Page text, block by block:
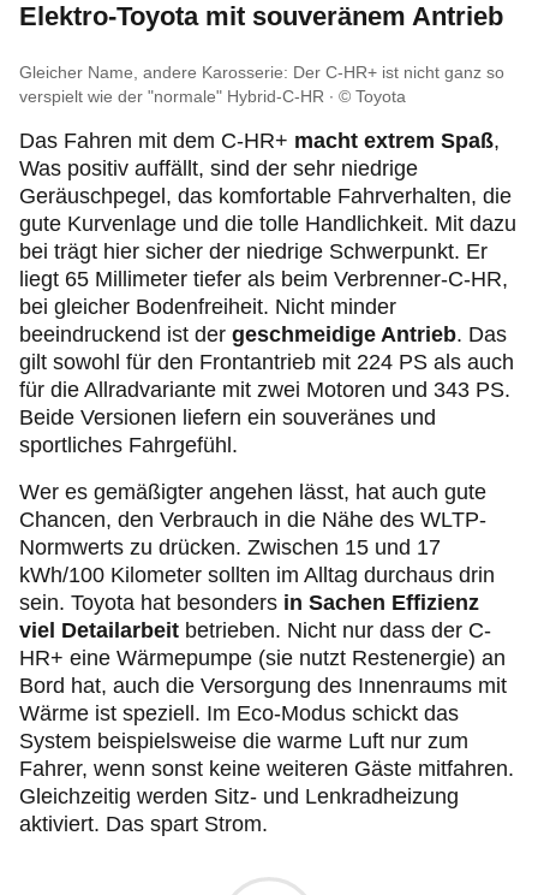
Elektro-Toyota mit souveränem Antrieb
Gleicher Name, andere Karosserie: Der C-HR+ ist nicht ganz so
verspielt wie der "normale" Hybrid-C-HR
© Toyota
Das Fahren mit dem C-HR+ macht extrem Spaß,
Was positiv auffällt, sind der sehr niedrige
Geräuschpegel, das komfortable Fahrverhalten, die
gute Kurvenlage und die tolle Handlichkeit. Mit dazu
bei trägt hier sicher der niedrige Schwerpunkt. Er
liegt 65 Millimeter tiefer als beim Verbrenner-C-HR,
bei gleicher Bodenfreiheit. Nicht minder
beeindruckend ist der geschmeidige Antrieb. Das
gilt sowohl für den Frontantrieb mit 224 PS als auch
für die Allradvariante mit zwei Motoren und 343 PS.
Beide Versionen liefern ein souveränes und
sportliches Fahrgefühl.
Wer es gemäßigter angehen lässt, hat auch gute
Chancen, den Verbrauch in die Nähe des WLTP-
Normwerts zu drücken. Zwischen 15 und 17
kWh/100 Kilometer sollten im Alltag durchaus drin
sein. Toyota hat besonders in Sachen Effizienz
viel Detailarbeit betrieben. Nicht nur dass der C-
HR+ eine Wärmepumpe (sie nutzt Restenergie) an
Bord hat, auch die Versorgung des Innenraums mit
Wärme ist speziell. Im Eco-Modus schickt das
System beispielsweise die warme Luft nur zum
Fahrer, wenn sonst keine weiteren Gäste mitfahren.
Gleichzeitig werden Sitz- und Lenkradheizung
aktiviert. Das spart Strom.